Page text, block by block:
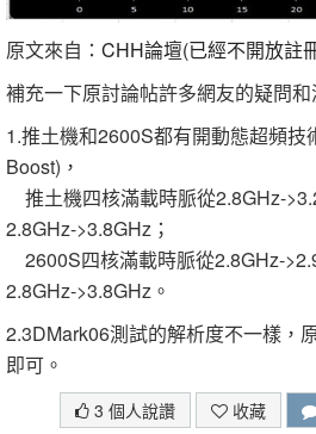
原文來自： CHH論壇(已經不開放註
補充一下原討論帖許多網友的疑問和
1.推土機和2600S都有開動態超頻技
Boost)，
推土機四核滿載時脈從2.8GHz-
2.8GHz->3.8GHz；
2600S四核滿載時脈從2.8GHz-
2.8GHz->3.8GHz。
2.3DMark06測試的解析度不一樣，
即可。
3 個人說讚 收藏